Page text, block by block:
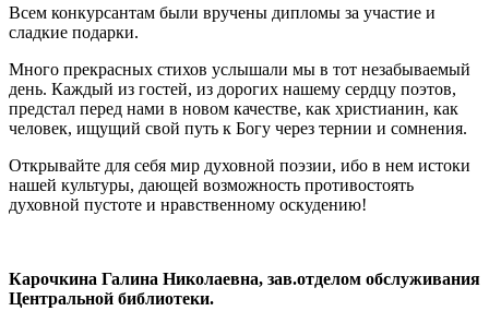
Всем конкурсантам были вручены дипломы за участие и
сладкие подарки.
Много прекрасных стихов услышали мы в тот незабываемый
день. Каждый из гостей, из дорогих нашему сердцу поэтов,
предстал перед нами в новом качестве, как христианин, как
человек, ищущий свой путь к Богу через тернии и сомнения.
Открывайте для себя мир духовной поэзии, ибо в нем истоки
нашей культуры, дающей возможность противостоять
духовной пустоте и нравственному оскудению!
Карочкина Галина Николаевна, зав.отделом обслуживания
Центральной библиотеки.